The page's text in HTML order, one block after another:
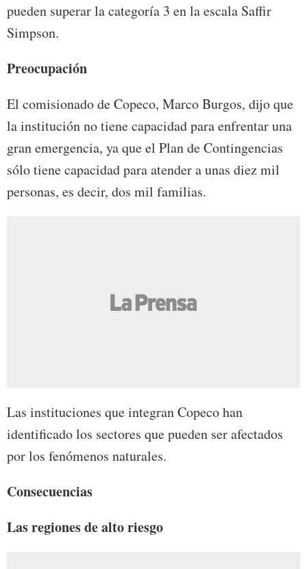
pueden superar la categoría 3 en la escala Saffir
Simpson.
Preocupación
El comisionado de Copeco, Marco Burgos, dijo que
la institución no tiene capacidad para enfrentar una
gran emergencia, ya que el Plan de Contingencias
sólo tiene capacidad para atender a unas diez mil
personas, es decir, dos mil familias.
Las instituciones que integran Copeco han
identificado los sectores que pueden ser afectados
por los fenómenos naturales.
Consecuencias
Las regiones de alto riesgo